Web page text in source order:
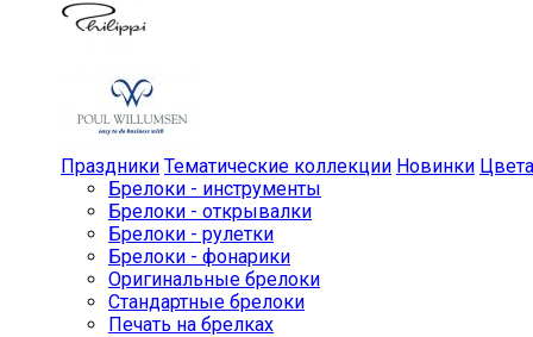
Праздники Тематические коллекции Новинки Цвета
Брелоки - инструменты
Брелоки - открывалки
Брелоки - рулетки
Брелоки - фонарики
Оригинальные брелоки
Стандартные брелоки
Печать на брелках